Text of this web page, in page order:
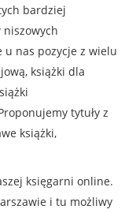
bardziej
u nas pozycje z wielu
książki dla
tytuły z
książki,
księgarni online.
i tu możliwy